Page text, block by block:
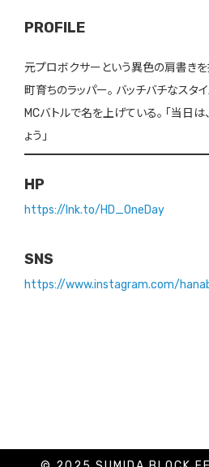
PROFILE
元プロボクサーという異色の肩書き
町育ちのラッパー。 バッチバチなスタ
MCバトルで名を上げている。 「当日は
ょう」
HP
https://lnk.to/HD_OneDay
SNS
https://www.instagram.com/